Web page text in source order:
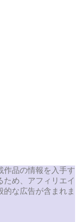
作品の情報を入手す
ため、アフィリエイ
的な広告が含まれま